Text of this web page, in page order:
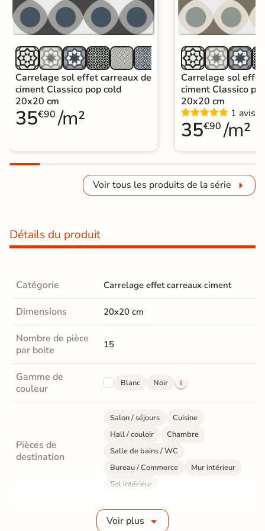
Carrelage sol effet carreaux de
ciment Classico pop cold
20x20 cm
35€90 /m²
Carrelage sol
ciment Classico
20x20 cm
1 avis
35€90 /m²
Voir tous les produits de la série
Détails du produit
Catégorie Carrelage effet carreaux ciment
Dimensions 20x20 cm
Nombre de pièce
par boite
15
Gamme de
couleur
Blanc Noir
Pièces de
destination
Salon / séjours
Cuisine
Hall / couloir
Chambre
Salle de bains / WC
Bureau / Commerce
Mur intérieur
Sol intérieur
Grès cérame émaillé
Voir plus